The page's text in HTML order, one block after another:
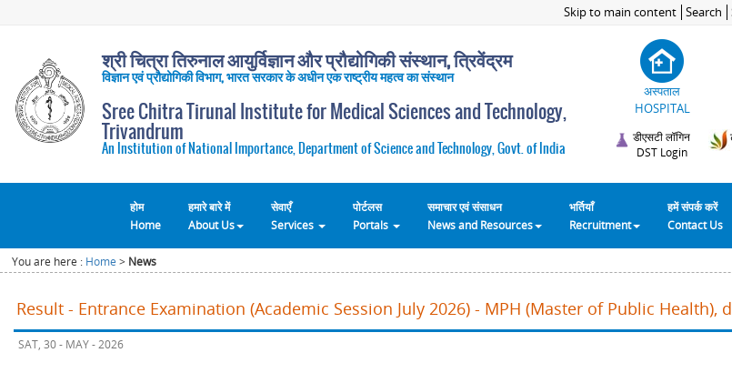
Skip to main content Search
श्री चित्रा तिरुनाल आयुर्विज्ञान और प्रौद्योगिकी संस्थान, त्रिवेंद्रम
विज्ञान एवं प्रौद्योगिकी विभाग, भारत सरकार के अधीन एक राष्ट्रीय महत्व का संस्थान
Sree Chitra Tirunal Institute for Medical Sciences and Technology,
Trivandrum
An Institution of National Importance, Department of Science and Technology, Govt. of India
अस्पताल
HOSPITAL
डीएसटी लॉगिन
DST Login
होम
Home
हमारे बारे में
About Us
सेवाएँ
Services
पोर्टलस
Portals
समाचार एवं संसाधन
News and Resources
भर्तियाँ
Recruitment
हमें संपर्क करें
Contact Us
You are here : Home > News
Result - Entrance Examination (Academic Session July 2026) - MPH (Master of Public Health),
SAT, 30 - MAY - 2026